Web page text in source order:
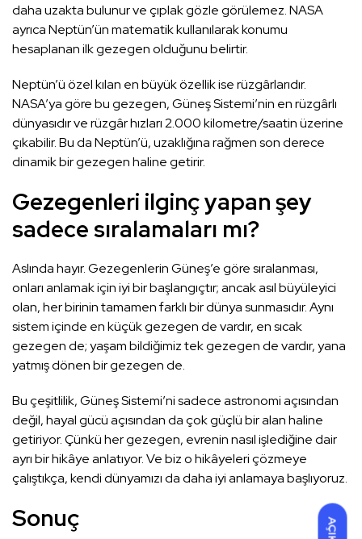
AÇIK
daha uzakta bulunur ve çıplak gözle görülemez. NASA
ayrıca Neptün’ün matematik kullanılarak konumu
hesaplanan ilk gezegen olduğunu belirtir.
Neptün’ü özel kılan en büyük özellik ise rüzgârlarıdır.
NASA’ya göre bu gezegen, Güneş Sistemi’nin en rüzgârlı
dünyasıdır ve rüzgâr hızları 2.000 kilometre/saatin üzerine
çıkabilir. Bu da Neptün’ü, uzaklığına rağmen son derece
dinamik bir gezegen haline getirir.
Gezegenleri ilginç yapan şey
sadece sıralamaları mı?
Aslında hayır. Gezegenlerin Güneş’e göre sıralanması,
onları anlamak için iyi bir başlangıçtır; ancak asıl büyüleyici
olan, her birinin tamamen farklı bir dünya sunmasıdır. Aynı
sistem içinde en küçük gezegen de vardır, en sıcak
gezegen de; yaşam bildiğimiz tek gezegen de vardır, yana
yatmış dönen bir gezegen de.
Bu çeşitlilik, Güneş Sistemi’ni sadece astronomi açısından
değil, hayal gücü açısından da çok güçlü bir alan haline
getiriyor. Çünkü her gezegen, evrenin nasıl işlediğine dair
ayrı bir hikâye anlatıyor. Ve biz o hikâyeleri çözmeye
çalıştıkça, kendi dünyamızı da daha iyi anlamaya başlıyoruz.
Sonuç